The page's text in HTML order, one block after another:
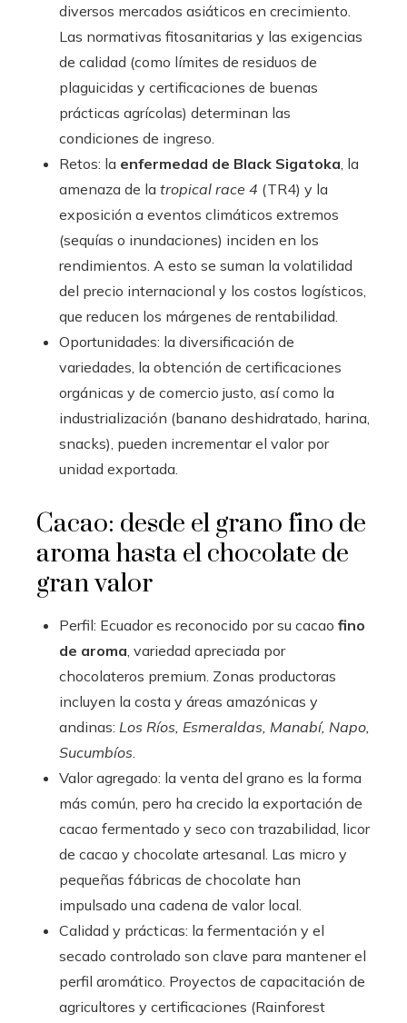
diversos mercados asiáticos en crecimiento.
Las normativas fitosanitarias y las exigencias
de calidad (como límites de residuos de
plaguicidas y certificaciones de buenas
prácticas agrícolas) determinan las
condiciones de ingreso.
Retos: la enfermedad de Black Sigatoka, la
amenaza de la tropical race 4 (TR4) y la
exposición a eventos climáticos extremos
(sequías o inundaciones) inciden en los
rendimientos. A esto se suman la volatilidad
del precio internacional y los costos logísticos,
que reducen los márgenes de rentabilidad.
Oportunidades: la diversificación de
variedades, la obtención de certificaciones
orgánicas y de comercio justo, así como la
industrialización (banano deshidratado, harina,
snacks), pueden incrementar el valor por
unidad exportada.
Cacao: desde el grano fino de
aroma hasta el chocolate de
gran valor
Perfil: Ecuador es reconocido por su cacao fino
de aroma, variedad apreciada por
chocolateros premium. Zonas productoras
incluyen la costa y áreas amazónicas y
andinas: Los Ríos, Esmeraldas, Manabí, Napo,
Sucumbíos.
Valor agregado: la venta del grano es la forma
más común, pero ha crecido la exportación de
cacao fermentado y seco con trazabilidad, licor
de cacao y chocolate artesanal. Las micro y
pequeñas fábricas de chocolate han
impulsado una cadena de valor local.
Calidad y prácticas: la fermentación y el
secado controlado son clave para mantener el
perfil aromático. Proyectos de capacitación de
agricultores y certificaciones (Rainforest